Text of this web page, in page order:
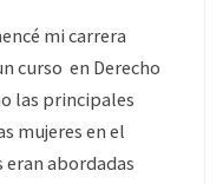
mi carrera
curso en Derecho
las principales
mujeres en el
eran abordadas